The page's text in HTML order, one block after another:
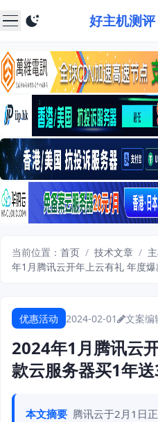
好主机测评
当前位置： 首页 / 技术文章 /
年1月腾讯云开年上云有礼 年度
优惠活动 2024-02-01 文案编
2024年1月腾讯云
款云服务器买1年送
本文摘要 腾讯云于2月1日